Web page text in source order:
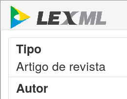
Tipo
Artigo de revista
Autor